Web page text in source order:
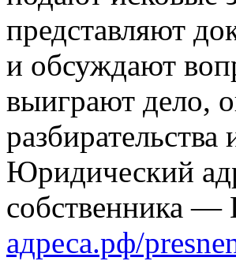
представляют
и обсуждают
выиграют дело,
Юридический
собственника
адреса.рф/